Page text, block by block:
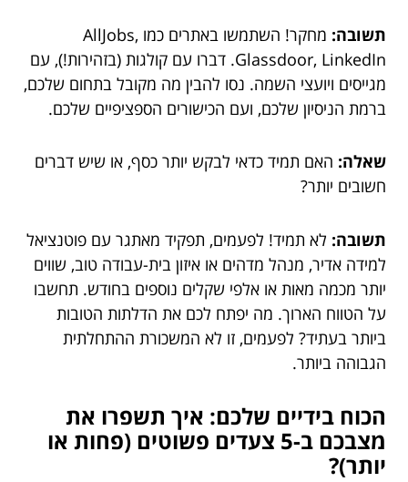
תשובה:
מחקר! השתמשו באתרים כמו AllJobs,
Glassdoor, LinkedIn. דברו עם קולגות (בזהירות!), עם
מגייסים ויועצי השמה. נסו להבין מה מקובל בתחום שלכם,
ברמת הניסיון שלכם, ועם הכישורים הספציפיים שלכם.
שאלה: האם תמיד כדאי לבקש יותר כסף, או שיש דברים
חשובים יותר?
תשובה: לא תמיד! לפעמים, תפקיד מאתגר עם פוטנציאל
למידה אדיר, מנהל מדהים או איזון בית-עבודה טוב, שווים
יותר מכמה מאות או אלפי שקלים נוספים בחודש. תחשבו
על הטווח הארוך. מה יפתח לכם את הדלתות הטובות
ביותר בעתיד? לפעמים, זו לא המשכורת ההתחלתית
הגבוהה ביותר.
הכוח בידיים שלכם: איך תשפרו את
מצבכם ב-5 צעדים פשוטים (פחות או
יותר)?